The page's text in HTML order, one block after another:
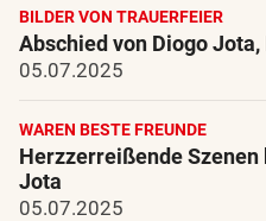
BILDER VON TRAUERFEIER
Abschied von Diogo
05.07.2025
WAREN BESTE FREUNDE
Herzzerreißende
Jota
05.07.2025